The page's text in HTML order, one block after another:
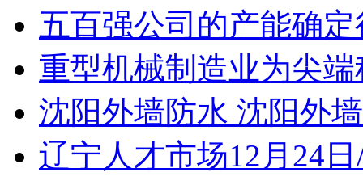
五百强公司的产能确定
重型机械制造业为尖
沈阳外墙防水 沈阳外
辽宁人才市场12月24